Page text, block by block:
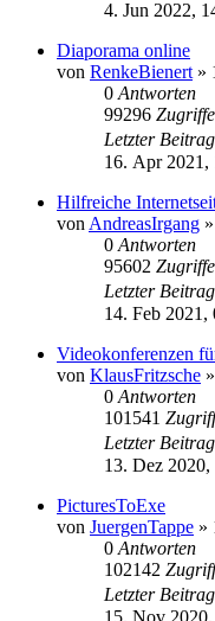
4. Jun 2022,
Diaporama online
von RenkeBienert »
0 Antworten
99296 Zugriffe
Letzter Beitrag
16. Apr 2021,
Hilfreiche
von AndreasIrgang »
0 Antworten
95602 Zugriffe
Letzter Beitrag
14. Feb 2021,
Videokonferenzen
von KlausFritzsche »
0 Antworten
101541
Letzter Beitrag
13. Dez 2020,
PicturesToExe
von JuergenTappe »
0 Antworten
102142
Letzter Beitrag
15. Nov